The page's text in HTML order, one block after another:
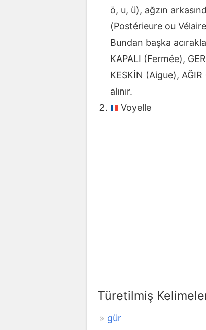
ö, u, ü), ağzın
(Postérieure ou
Bundan başka
KAPALI (Fermée),
KESKİN (Aigue),
alınır.
Voyelle
Türetilmiş
gür